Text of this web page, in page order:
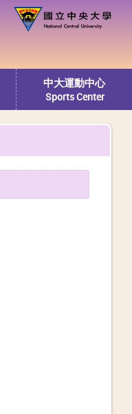
中大運動中心
Sports Center